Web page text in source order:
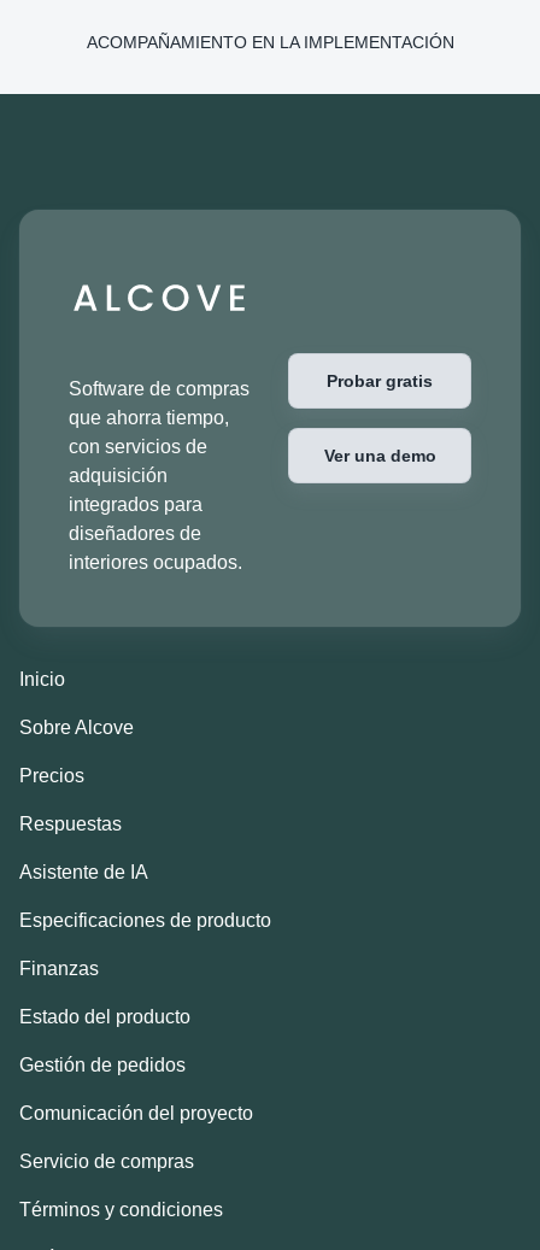
ACOMPAÑAMIENTO EN LA IMPLEMENTACIÓN
Software de compras
que ahorra tiempo,
con servicios de
adquisición
integrados para
diseñadores de
interiores ocupados.
Probar gratis
Ver una demo
Inicio
Sobre Alcove
Precios
Respuestas
Asistente de IA
Especificaciones de producto
Finanzas
Estado del producto
Gestión de pedidos
Comunicación del proyecto
Servicio de compras
Términos y condiciones